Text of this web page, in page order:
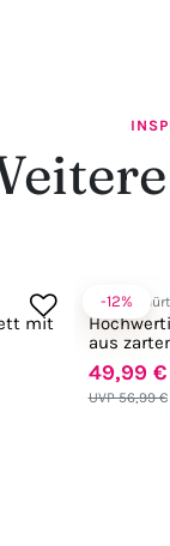
mit
-12%
Zugeschnürt
aus
UVP 56,99 €
49,99 €